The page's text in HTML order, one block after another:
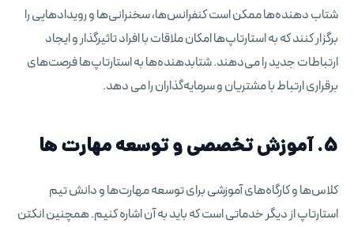
شتاب دهنده‌ها ممکن است کنفرانس‌ها، سخنرانی‌ها و رویدادهایی را
برگزار کنند که به استارتاپ‌ها امکان ملاقات با افراد تاثیرگذار و ایجاد
ارتباطات جدید را می‌دهند. شتابدهنده‌ها به استارتاپ‌ها فرصت‌های
برقراری ارتباط با مشتریان و سرمایه‌گذاران را می دهد.
5. آموزش تخصصی و توسعه مهارت ها
کلاس‌ها و کارگاه‌های آموزشی برای توسعه مهارت‌ها و دانش تیم
استارتاپ از دیگر خدماتی است که باید به آن اشاره کنیم. همچنین انکتن